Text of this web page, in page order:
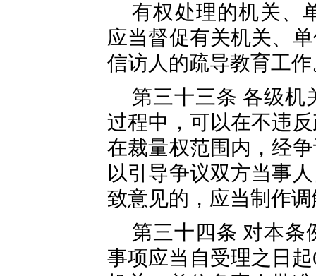
有权处理的机关、
应当督促有关机关、
信访人的疏导教育工
第三十三条 各级机
过程中，可以在不违
在裁量权范围内，经
以引导争议双方当事
致意见的，应当制作
第三十四条 对本条
事项应当自受理之日